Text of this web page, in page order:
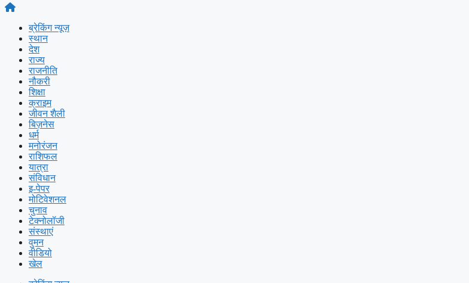
ब्रेकिंग न्यूज़
स्थान
देश
राज्य
राजनीति
नौकरी
शिक्षा
क्राइम
जीवन शैली
बिज़नेस
धर्म
मनोरंजन
राशिफल
यात्रा
संविधान
इ-पेपर
मोटिवेशनल
चुनाव
टेक्नोलॉजी
संस्थाएं
वुमन
वीडियो
खेल